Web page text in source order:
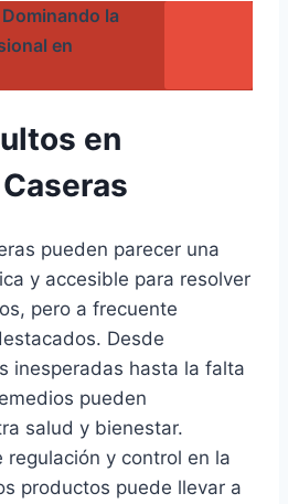
Dominando la
en
en
pueden parecer una
y accesible para resolver
pero a frecuente
Desde
inesperadas hasta la falta
pueden
salud y bienestar.
y control en la
productos puede llevar a